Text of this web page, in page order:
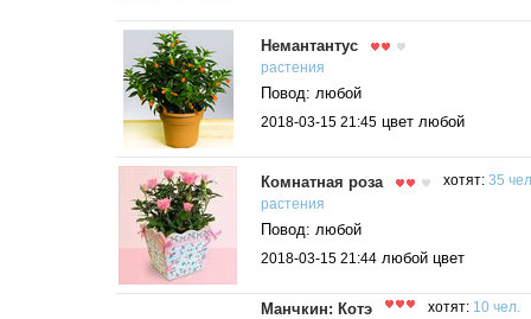
Немантантус
растения
Повод: любой
2018-03-15 21:45 цвет любой
Комнатная роза хотят: 35
растения
Повод: любой
2018-03-15 21:44 любой цвет
Манчкин: Котэ хотят: 10 чел.